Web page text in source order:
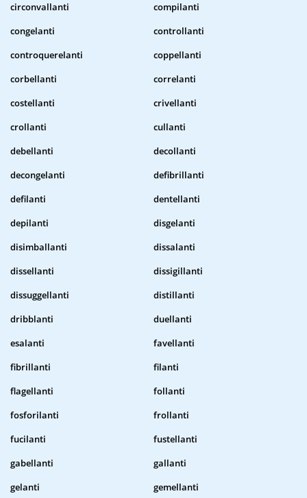
circonvallanti
compilanti
congelanti
controllanti
controquerelanti
coppellanti
corbellanti
correlanti
costellanti
crivellanti
crollanti
cullanti
debellanti
decollanti
decongelanti
defibrillanti
defilanti
dentellanti
depilanti
disgelanti
disimballanti
dissalanti
dissellanti
dissigillanti
dissuggellanti
distillanti
dribblanti
duellanti
esalanti
favellanti
fibrillanti
filanti
flagellanti
follanti
fosforilanti
frollanti
fucilanti
fustellanti
gabellanti
gallanti
gelanti
gemellanti